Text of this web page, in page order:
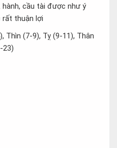
hành, cầu tài được như ý
rất thuận lợi
Thìn (7-9), Tỵ (9-11), Thân
23)